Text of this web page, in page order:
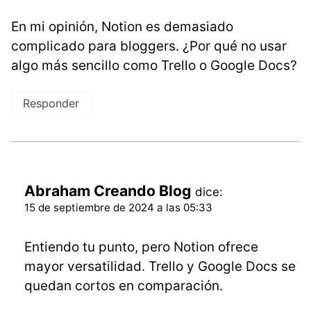
En mi opinión, Notion es demasiado
complicado para bloggers. ¿Por qué no usar
algo más sencillo como Trello o Google Docs?
Responder
Abraham Creando Blog dice:
15 de septiembre de 2024 a las 05:33
Entiendo tu punto, pero Notion ofrece
mayor versatilidad. Trello y Google Docs se
quedan cortos en comparación.